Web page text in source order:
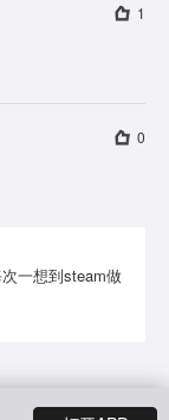
1
0
一想到steam做